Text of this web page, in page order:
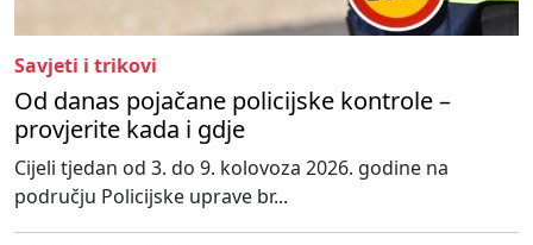
Savjeti i trikovi
Od danas pojačane policijske kontrole –
provjerite kada i gdje
Cijeli tjedan od 3. do 9. kolovoza 2026. godine na
području Policijske uprave br...